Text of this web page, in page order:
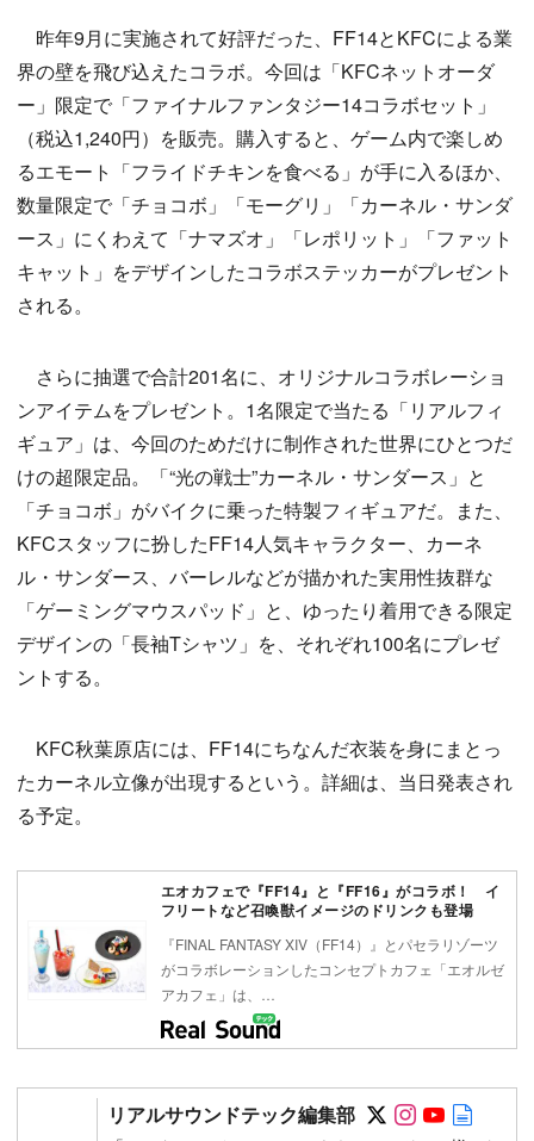
昨年9月に実施されて好評だった、FF14とKFCによる業
界の壁を飛び込えたコラボ。今回は「KFCネットオーダ
ー」限定で「ファイナルファンタジー14コラボセット」
（税込1,240円）を販売。購入すると、ゲーム内で楽しめ
るエモート「フライドチキンを食べる」が手に入るほか、
数量限定で「チョコボ」「モーグリ」「カーネル・サンダ
ース」にくわえて「ナマズオ」「レポリット」「ファット
キャット」をデザインしたコラボステッカーがプレゼント
される。
さらに抽選で合計201名に、オリジナルコラボレーショ
ンアイテムをプレゼント。1名限定で当たる「リアルフィ
ギュア」は、今回のためだけに制作された世界にひとつだ
けの超限定品。「“光の戦士”カーネル・サンダース」と
「チョコボ」がバイクに乗った特製フィギュアだ。また、
KFCスタッフに扮したFF14人気キャラクター、カーネ
ル・サンダース、バーレルなどが描かれた実用性抜群な
「ゲーミングマウスパッド」と、ゆったり着用できる限定
デザインの「長袖Tシャツ」を、それぞれ100名にプレゼ
ントする。
KFC秋葉原店には、FF14にちなんだ衣装を身にまとっ
たカーネル立像が出現するという。詳細は、当日発表され
る予定。
エオカフェで『FF14』と『FF16』がコラボ！ イ
フリートなど召喚獣イメージのドリンクも登場
『FINAL FANTASY XIV（FF14）』とパセラリゾーツ
がコラボレーションしたコンセプトカフェ「エオルゼ
アカフェ」は、…
リアルサウンドテック編集部 Follow on
Follow on
Follow